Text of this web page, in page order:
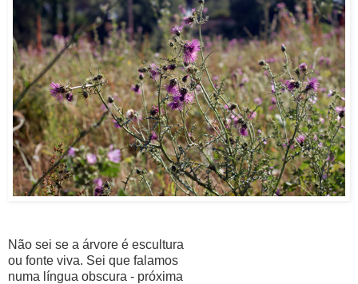
Não sei se a árvore é escultura
ou fonte viva. Sei que falamos
numa língua obscura - próxima